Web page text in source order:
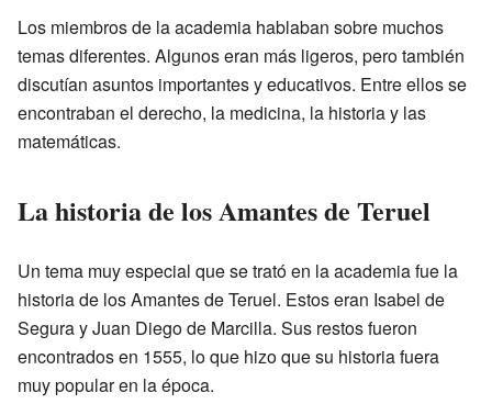
Los miembros de la academia hablaban sobre muchos
temas diferentes. Algunos eran más ligeros, pero también
discutían asuntos importantes y educativos. Entre ellos se
encontraban el derecho, la medicina, la historia y las
matemáticas.
La historia de los Amantes de Teruel
Un tema muy especial que se trató en la academia fue la
historia de los Amantes de Teruel. Estos eran Isabel de
Segura y Juan Diego de Marcilla. Sus restos fueron
encontrados en 1555, lo que hizo que su historia fuera
muy popular en la época.